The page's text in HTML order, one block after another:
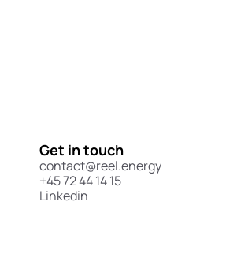
Get in touch
contact@reel.energy
+45 72 44 14 15
Linkedin